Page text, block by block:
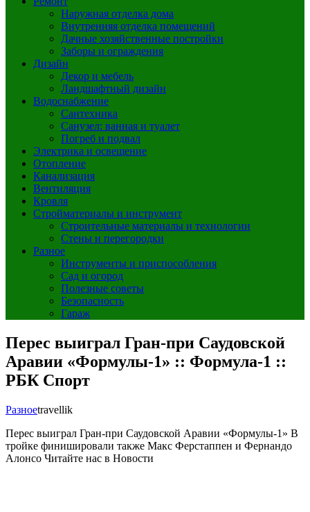
Наружная отделка дома
Внутренняя отделка помещений
Дачные хозяйственные постройки
Заборы и ограждения
Дизайн
Декор и мебель
Ландшафтный дизайн
Водоснабжение
Сантехника
Санузел: ванная и туалет
Погреб и подвал
Электрика и освещение
Отопление
Канализация
Вентиляция
Кровля
Стройматериалы и инструмент
Строительные материалы и технологии
Стены и перегородки
Разное
Инструменты и приспособления
Сад и огород
Полезные советы
Безопасность
Гараж
Перес выиграл Гран-при Саудовской
Аравии «Формулы-1» :: Формула-1 ::
РБК Спорт
Разноеtravellik
Перес выиграл Гран-при Саудовской Аравии «Формулы-1» В
тройке финишировали также Макс Ферстаппен и Фернандо
Алонсо Читайте нас в Новости